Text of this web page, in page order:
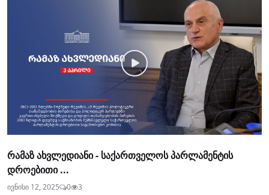
რამაზ ახვლედიანი - საქართველოს პარლამენტის
დროებითი ...
ივნისი 12, 2025 0 3